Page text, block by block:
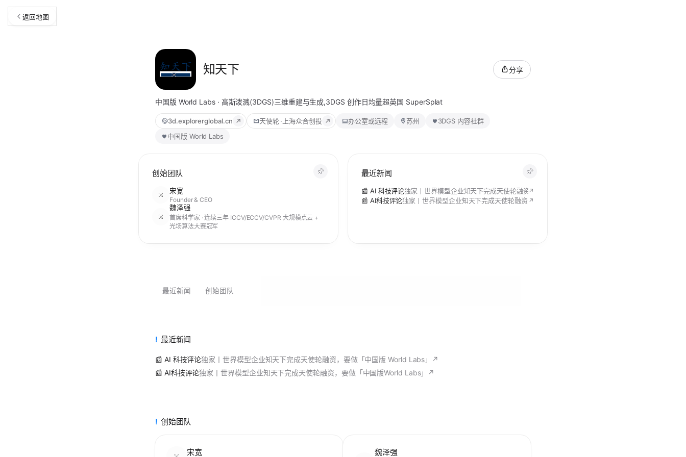
返回地图
知天下
中国版 World Labs · 高斯泼溅(3DGS)三维重建与生成,3DGS 创作日均量超英国 SuperSplat
分享
3d.explorerglobal.cn 天使轮· 上海众合创投 办公室或远程 苏州
3DGS 内容社群
中国版 World Labs
创始团队
宋宽
Founder & CEO
魏泽强
首席科学家 · 连续三年 ICCV/ECCV/CVPR 大规模点云 +
光场算法大赛冠军
最近新闻
📰 AI 科技评论独家丨世界模型企业知天下完成天使轮融资，要做「中国版 World Labs」
↗
📰 AI科技评论独家丨世界模型企业知天下完成天使轮融资，要做「中国版World Labs」
↗
最近新闻 创始团队
最近新闻
📰 AI 科技评论独家丨世界模型企业知天下完成天使轮融资，要做「中国版 World Labs」
↗
📰 AI科技评论独家丨世界模型企业知天下完成天使轮融资，要做「中国版World Labs」 ↗
创始团队
宋宽 魏泽强